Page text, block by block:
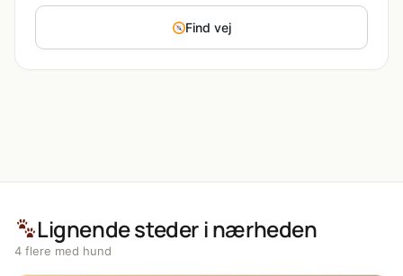
Find vej
Lignende steder i nærheden
4 flere med hund